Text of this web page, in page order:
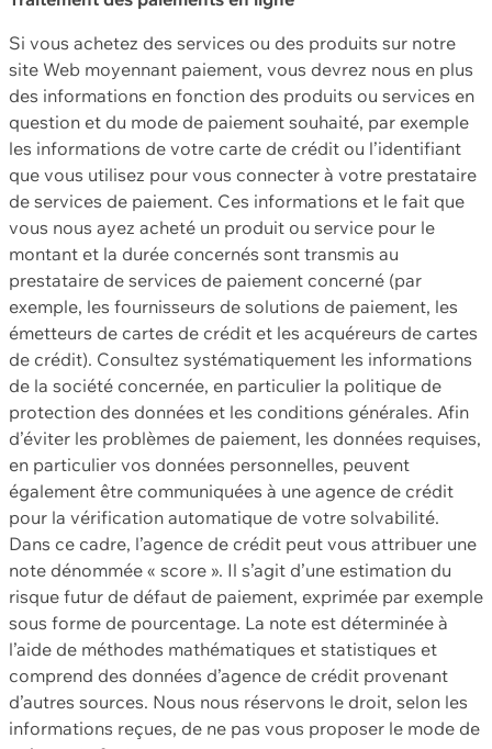
Si vous achetez des services ou des produits sur notre
site Web moyennant paiement, vous devrez nous en plus
des informations en fonction des produits ou services en
question et du mode de paiement souhaité, par exemple
les informations de votre carte de crédit ou l’identifiant
que vous utilisez pour vous connecter à votre prestataire
de services de paiement. Ces informations et le fait que
vous nous ayez acheté un produit ou service pour le
montant et la durée concernés sont transmis au
prestataire de services de paiement concerné (par
exemple, les fournisseurs de solutions de paiement, les
émetteurs de cartes de crédit et les acquéreurs de cartes
de crédit). Consultez systématiquement les informations
de la société concernée, en particulier la politique de
protection des données et les conditions générales. Afin
d’éviter les problèmes de paiement, les données requises,
en particulier vos données personnelles, peuvent
également être communiquées à une agence de crédit
pour la vérification automatique de votre solvabilité.
Dans ce cadre, l’agence de crédit peut vous attribuer une
note dénommée « score ». Il s’agit d’une estimation du
risque futur de défaut de paiement, exprimée par exemple
sous forme de pourcentage. La note est déterminée à
l’aide de méthodes mathématiques et statistiques et
comprend des données d’agence de crédit provenant
d’autres sources. Nous nous réservons le droit, selon les
informations reçues, de ne pas vous proposer le mode de